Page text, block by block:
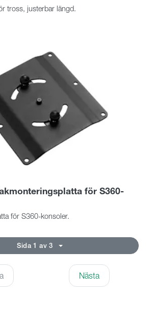
tross, justerbar längd.
för S360-
för S360-konsoler.
Sida 1 av 3
Nästa